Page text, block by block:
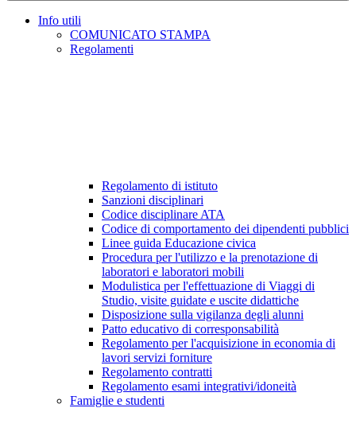
Info utili
COMUNICATO STAMPA
Regolamenti
Regolamento di istituto
Sanzioni disciplinari
Codice disciplinare ATA
Codice di comportamento dei dipendenti pubblici
Linee guida Educazione civica
Procedura per l'utilizzo e la prenotazione di
laboratori e laboratori mobili
Modulistica per l'effettuazione di Viaggi di
Studio, visite guidate e uscite didattiche
Disposizione sulla vigilanza degli alunni
Patto educativo di corresponsabilità
Regolamento per l'acquisizione in economia di
lavori servizi forniture
Regolamento contratti
Regolamento esami integrativi/idoneità
Famiglie e studenti